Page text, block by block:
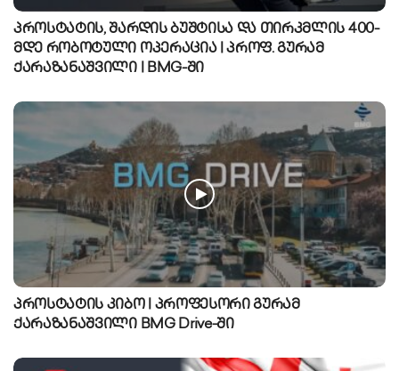
პროსტატის, შარდის ბუშტისა და თირკმლის 400-
მდე რობოტული ოპერაცია | პროფ. გურამ
ქარაზანაშვილი | BMG-ში
პროსტატის კიბო | პროფესორი გურამ
ქარაზანაშვილი BMG Drive-ში